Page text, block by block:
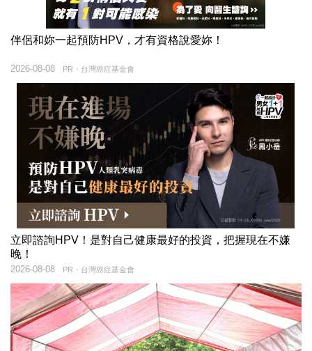
伴侶和妳一起預防HPV，才有資格說愛妳！
PR・台灣癌症基金會
2026-08-08
立即諮詢HPV！是對自己健康最好的投資，把握現在不嫌
晚！
PR・台灣癌症基金會
2026-08-08